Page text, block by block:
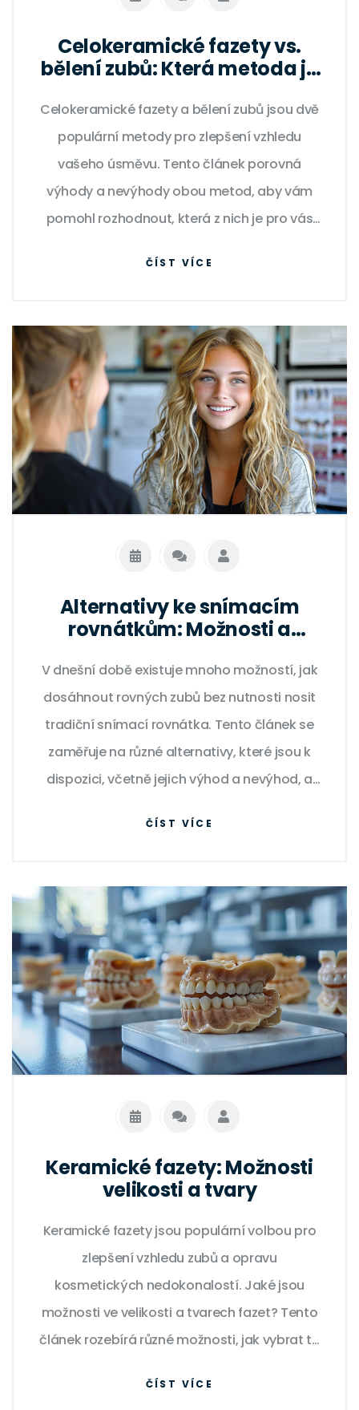
Celokeramické fazety vs.
bělení zubů: Která metoda je
Celokeramické fazety a bělení zubů jsou dvě
populární metody pro zlepšení vzhledu
vašeho úsměvu. Tento článek porovná
výhody a nevýhody obou metod, aby vám
pomohl rozhodnout, která z nich je pro vás
ČÍST VÍCE
Alternativy ke snímacím
rovnátkům: Možnosti a
V dnešní době existuje mnoho možností, jak
dosáhnout rovných zubů bez nutnosti nosit
tradiční snímací rovnátka. Tento článek se
zaměřuje na různé alternativy, které jsou k
dispozici, včetně jejich výhod a nevýhod, a
ČÍST VÍCE
Keramické fazety: Možnosti
velikosti a tvary
Keramické fazety jsou populární volbou pro
zlepšení vzhledu zubů a opravu
kosmetických nedokonalostí. Jaké jsou
možnosti ve velikosti a tvarech fazet? Tento
článek rozebírá různé možnosti, jak vybrat tu
ČÍST VÍCE